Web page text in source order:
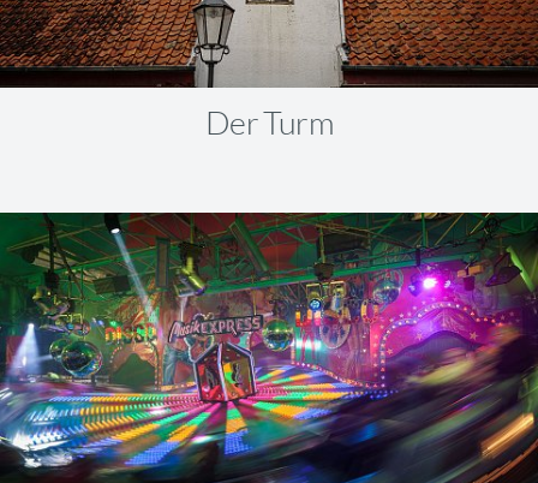
Der Turm